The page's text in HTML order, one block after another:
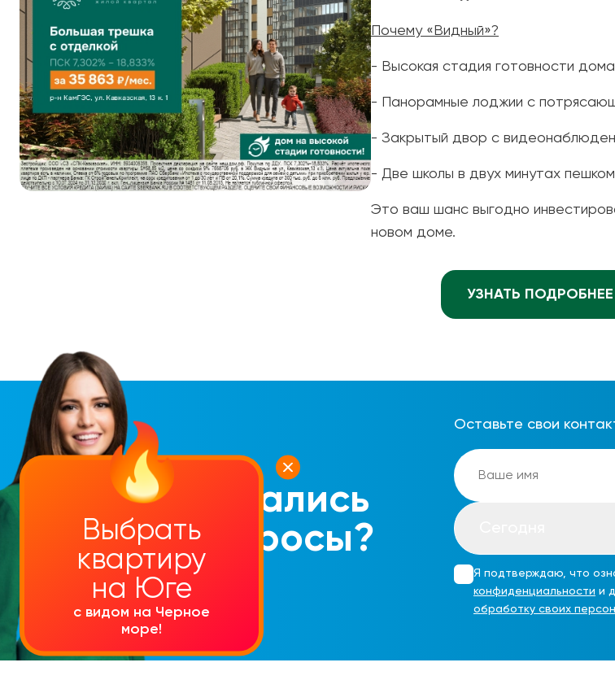
Евро 2-комнатные квартиры
Евро 3-комнатные квартиры
Евро 4-комнатные квартиры
Квартиры в Верхней Курье
Квартиры в Кондратово
Квартиры на Вышка-2
Квартиры в Орджоникидзевском р-не (КамГЭС)
Почему «Видный»?
- Высокая стадия готовности
- Панорамные лоджии с
- Закрытый двор с
- Две школы в двух минутах
Это ваш шанс выгодно
новом доме.
УЗНАТЬ ПОДРОБНЕЕ
Остались
вопросы?
Оставьте свои
Я подтверждаю, что
конфиденциальности и
обработку своих
Выбрать
квартиру
на Юге
с видом на Черное
море!